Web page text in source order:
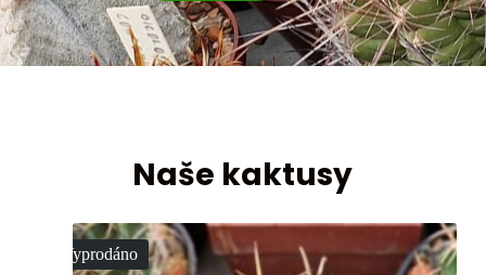
Naše kaktusy
Vyprodáno